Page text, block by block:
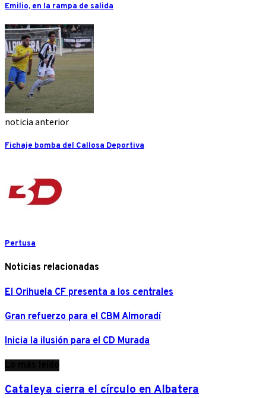
Emilio, en la rampa de salida
noticia anterior
Fichaje bomba del Callosa Deportiva
Pertusa
Noticias relacionadas
El Orihuela CF presenta a los centrales
Gran refuerzo para el CBM Almoradí
Inicia la ilusión para el CD Murada
Cataleya cierra el círculo en Albatera